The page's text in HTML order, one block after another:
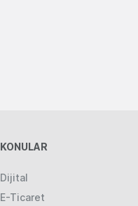
KONULAR
Dijital
E-Ticaret